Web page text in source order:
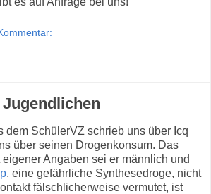
dem SchülerVZ schrieb uns über Icq
über seinen Drogenkonsum. Das
Angaben sei er männlich und
, eine gefährliche Synthesedroge, nicht
fälschlicherweise vermutet, ist